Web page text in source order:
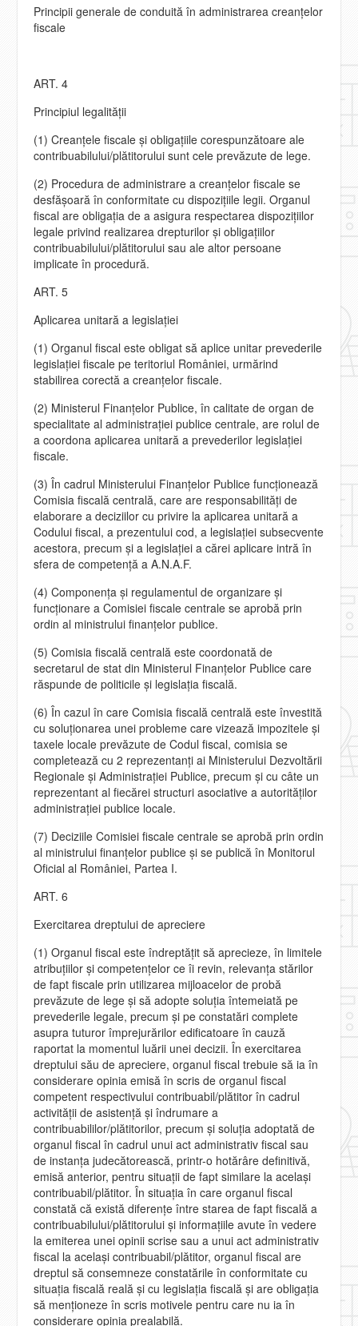
Principii generale de conduită în administrarea creanţelor
fiscale
ART. 4
Principiul legalităţii
(1) Creanţele fiscale şi obligaţiile corespunzătoare ale
contribuabilului/plătitorului sunt cele prevăzute de lege.
(2) Procedura de administrare a creanţelor fiscale se
desfăşoară în conformitate cu dispoziţiile legii. Organul
fiscal are obligaţia de a asigura respectarea dispoziţiilor
legale privind realizarea drepturilor şi obligaţiilor
contribuabilului/plătitorului sau ale altor persoane
implicate în procedură.
ART. 5
Aplicarea unitară a legislaţiei
(1) Organul fiscal este obligat să aplice unitar prevederile
legislaţiei fiscale pe teritoriul României, urmărind
stabilirea corectă a creanţelor fiscale.
(2) Ministerul Finanţelor Publice, în calitate de organ de
specialitate al administraţiei publice centrale, are rolul de
a coordona aplicarea unitară a prevederilor legislaţiei
fiscale.
(3) În cadrul Ministerului Finanţelor Publice funcţionează
Comisia fiscală centrală, care are responsabilităţi de
elaborare a deciziilor cu privire la aplicarea unitară a
Codului fiscal, a prezentului cod, a legislaţiei subsecvente
acestora, precum şi a legislaţiei a cărei aplicare intră în
sfera de competenţă a A.N.A.F.
(4) Componenţa şi regulamentul de organizare şi
funcţionare a Comisiei fiscale centrale se aprobă prin
ordin al ministrului finanţelor publice.
(5) Comisia fiscală centrală este coordonată de
secretarul de stat din Ministerul Finanţelor Publice care
răspunde de politicile şi legislaţia fiscală.
(6) În cazul în care Comisia fiscală centrală este învestită
cu soluţionarea unei probleme care vizează impozitele şi
taxele locale prevăzute de Codul fiscal, comisia se
completează cu 2 reprezentanţi ai Ministerului Dezvoltării
Regionale şi Administraţiei Publice, precum şi cu câte un
reprezentant al fiecărei structuri asociative a autorităţilor
administraţiei publice locale.
(7) Deciziile Comisiei fiscale centrale se aprobă prin ordin
al ministrului finanţelor publice şi se publică în Monitorul
Oficial al României, Partea I.
ART. 6
Exercitarea dreptului de apreciere
(1) Organul fiscal este îndreptăţit să aprecieze, în limitele
atribuţiilor şi competenţelor ce îi revin, relevanţa stărilor
de fapt fiscale prin utilizarea mijloacelor de probă
prevăzute de lege şi să adopte soluţia întemeiată pe
prevederile legale, precum şi pe constatări complete
asupra tuturor împrejurărilor edificatoare în cauză
raportat la momentul luării unei decizii. În exercitarea
dreptului său de apreciere, organul fiscal trebuie să ia în
considerare opinia emisă în scris de organul fiscal
competent respectivului contribuabil/plătitor în cadrul
activităţii de asistenţă şi îndrumare a
contribuabililor/plătitorilor, precum şi soluţia adoptată de
organul fiscal în cadrul unui act administrativ fiscal sau
de instanţa judecătorească, printr-o hotărâre definitivă,
emisă anterior, pentru situaţii de fapt similare la acelaşi
contribuabil/plătitor. În situaţia în care organul fiscal
constată că există diferenţe între starea de fapt fiscală a
contribuabilului/plătitorului şi informaţiile avute în vedere
la emiterea unei opinii scrise sau a unui act administrativ
fiscal la acelaşi contribuabil/plătitor, organul fiscal are
dreptul să consemneze constatările în conformitate cu
situaţia fiscală reală şi cu legislaţia fiscală şi are obligaţia
să menţioneze în scris motivele pentru care nu ia în
considerare opinia prealabilă.